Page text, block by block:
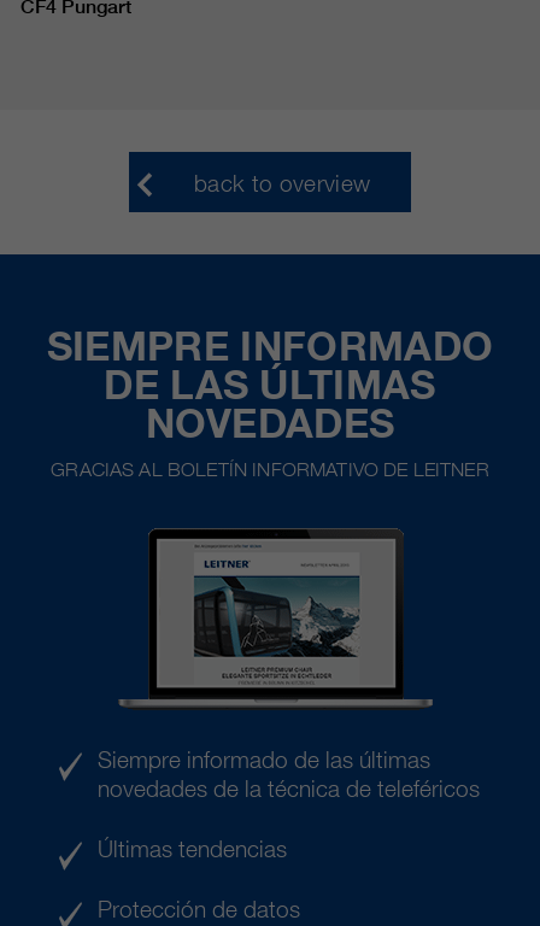
CF4 Pungart
back to overview
SIEMPRE INFORMADO
DE LAS ÚLTIMAS
NOVEDADES
GRACIAS AL BOLETÍN INFORMATIVO DE LEITNER
Siempre informado de las últimas
novedades de la técnica de teleféricos
Últimas tendencias
Protección de datos